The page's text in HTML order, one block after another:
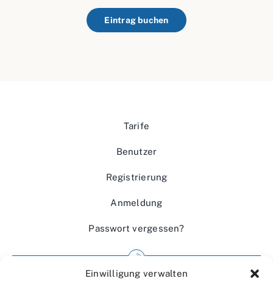
Einwilligung verwalten
Eintrag buchen
Tarife
Benutzer
Registrierung
Anmeldung
Passwort vergessen?